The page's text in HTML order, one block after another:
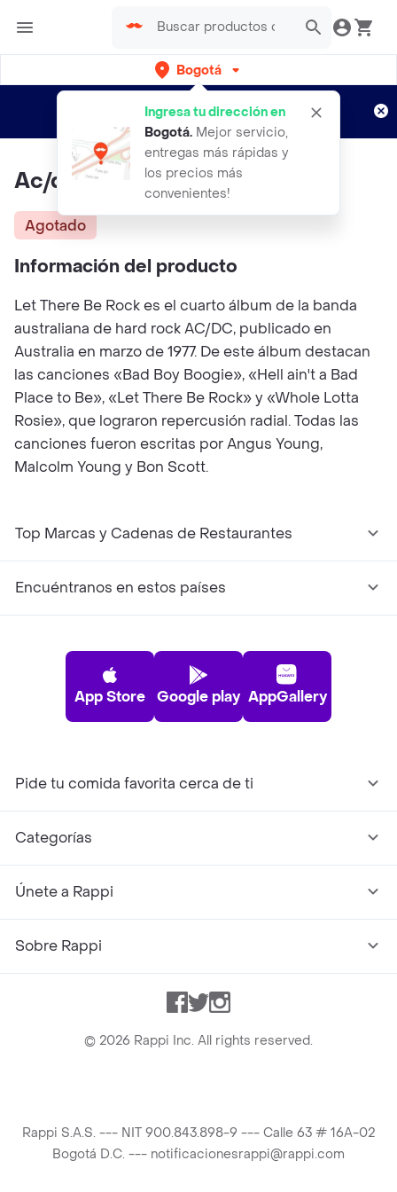
Bogotá
Ingresa tu dirección en
Bogotá. Mejor servicio,
entregas más rápidas y
los precios más
convenientes!
envíos gratis por semanas
Aplican TyC
Ac/dc - Let There Be Rock
Agotado
Información del producto
Let There Be Rock es el cuarto álbum de la banda
australiana de hard rock AC/DC, publicado en
Australia en marzo de 1977. De este álbum destacan
las canciones «Bad Boy Boogie», «Hell ain't a Bad
Place to Be», «Let There Be Rock» y «Whole Lotta
Rosie», que lograron repercusión radial. Todas las
canciones fueron escritas por Angus Young,
Malcolm Young y Bon Scott.
Top Marcas y Cadenas de Restaurantes
Encuéntranos en estos países
App Store Google play AppGallery
Pide tu comida favorita cerca de ti
Categorías
Únete a Rappi
Sobre Rappi
Facebook
TwitterInstagram
© 2026 Rappi Inc. All rights reserved.
Rappi S.A.S. --- NIT 900.843.898-9 --- Calle 63 # 16A-02
Bogotá D.C. --- notificacionesrappi@rappi.com